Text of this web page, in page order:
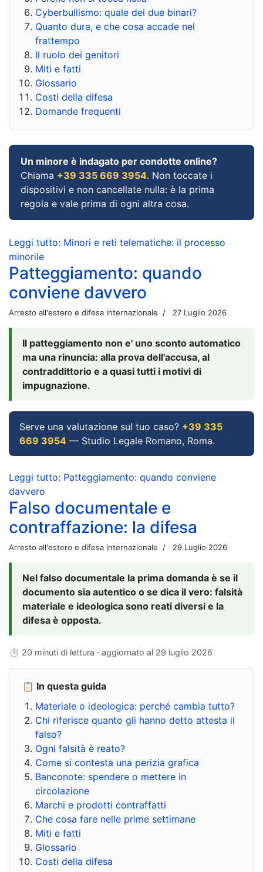
Cyberbullismo: quale dei due binari?
Quanto dura, e che cosa accade nel
frattempo
Il ruolo dei genitori
Miti e fatti
Glossario
Costi della difesa
Domande frequenti
Un minore è indagato per condotte online?
Chiama +39 335 669 3954. Non toccate i
dispositivi e non cancellate nulla: è la prima
regola e vale prima di ogni altra cosa.
Leggi tutto: Minori e reti telematiche: il processo
minorile
Patteggiamento: quando
conviene davvero
Arresto all'estero e difesa internazionale 27 Luglio 2026
Il patteggiamento non e' uno sconto automatico
ma una rinuncia: alla prova dell'accusa, al
contraddittorio e a quasi tutti i motivi di
impugnazione.
Serve una valutazione sul tuo caso? +39 335
669 3954 — Studio Legale Romano, Roma.
Leggi tutto: Patteggiamento: quando conviene
davvero
Falso documentale e
contraffazione: la difesa
Arresto all'estero e difesa internazionale 29 Luglio 2026
Nel falso documentale la prima domanda è se il
documento sia autentico o se dica il vero: falsità
materiale e ideologica sono reati diversi e la
difesa è opposta.
⏱ 20 minuti di lettura · aggiornato al 29 luglio 2026
📋 In questa guida
Materiale o ideologica: perché cambia tutto?
Chi riferisce quanto gli hanno detto attesta il
falso?
Ogni falsità è reato?
Come si contesta una perizia grafica
Banconote: spendere o mettere in
circolazione
Marchi e prodotti contraffatti
Che cosa fare nelle prime settimane
Miti e fatti
Glossario
Costi della difesa